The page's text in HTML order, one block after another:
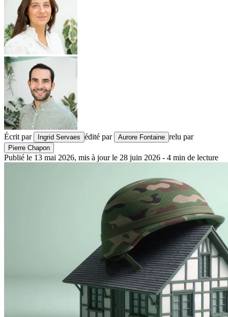
Écrit par Ingrid Servaes édité par Aurore Fontaine relu par
Pierre Chapon
Publié le 13 mai 2026, mis à jour le 28 juin 2026 - 4 min de lecture